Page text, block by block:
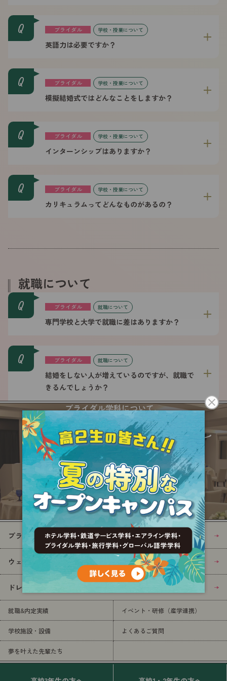
Q ブライダル 学校・授業について
英語力は必要ですか？
Q ブライダル 学校・授業について
模擬結婚式ではどんなことをしますか？
Q ブライダル 学校・授業について
インターンシップはありますか？
Q ブライダル 学校・授業について
カリキュラムってどんなものがあるの？
就職について
Q ブライダル 就職について
専門学校と大学で就職に差はありますか？
Q ブライダル 就職について
結婚をしない人が増えているのですが、就職で
きるんでしょうか？
ブライダル学科について、
もっと詳しく知りたい方は
ブライダル学科
ウェディングプランナーコース
ドレススタイリストコース
就職&内定実績 イベント・研修（産学連携）
学校施設・設備 よくあるご質問
夢を叶えた先輩たち